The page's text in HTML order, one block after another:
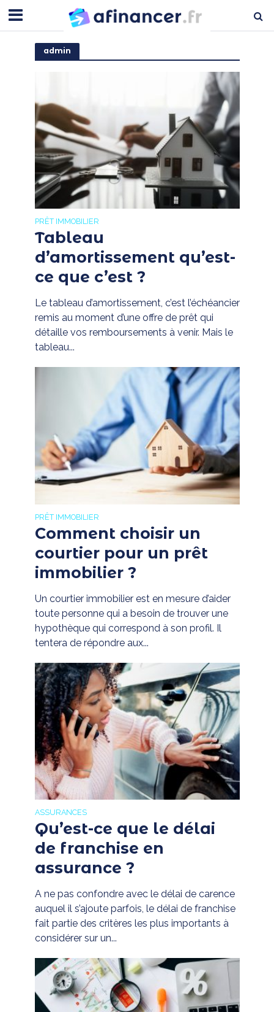
admin
PRÊT IMMOBILIER
Tableau
d’amortissement qu’est-
ce que c’est ?
Le tableau d’amortissement, c’est l’échéancier
remis au moment d’une offre de prêt qui
détaille vos remboursements à venir. Mais le
tableau...
PRÊT IMMOBILIER
Comment choisir un
courtier pour un prêt
immobilier ?
Un courtier immobilier est en mesure d’aider
toute personne qui a besoin de trouver une
hypothèque qui correspond à son profil. Il
tentera de répondre aux...
ASSURANCES
Qu’est-ce que le délai
de franchise en
assurance ?
A ne pas confondre avec le délai de carence
auquel il s’ajoute parfois, le délai de franchise
fait partie des critères les plus importants à
considérer sur un...